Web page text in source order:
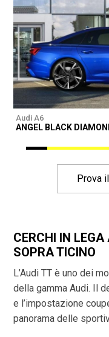
Audi A6
ANGEL BLACK
Prova
CERCHI IN
SOPRA TICINO
L’Audi TT è uno dei
della gamma Audi. Il
e l’impostazione
panorama delle